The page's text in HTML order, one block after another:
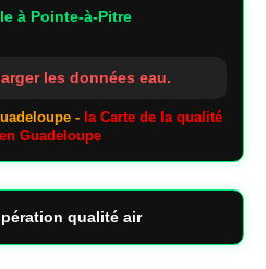
à Pointe-à-Pitre
les données eau.
- la Carte de la qualité
Guadeloupe
qualité air